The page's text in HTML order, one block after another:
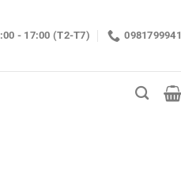
- 17:00 (T2-T7) 0981799941